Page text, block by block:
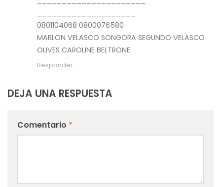
0801104068 0800076580
MARLON VELASCO SONGORA SEGUNDO VELASCO
OLIVES CAROLINE BELTRONE
Responder
DEJA UNA RESPUESTA
Comentario *